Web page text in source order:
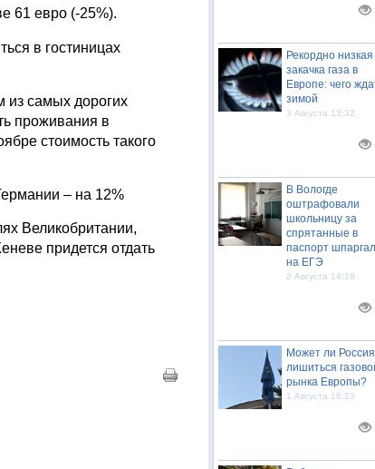
61 евро (-25%).
в гостиницах
из самых дорогих
проживания в
стоимость такого
– на 12%
Великобритании,
придется отдать
Рекордно низкая
закачка газа в
Европе: чего
зимой
3 Августа 13:32
В Вологде
оштрафовали
школьницу за
спрятанные в
паспорт
на ЕГЭ
2 Августа 14:19
Может ли Россия
лишиться
рынка Европы?
1 Августа 16:23